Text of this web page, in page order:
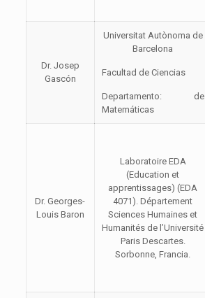
Dr. Josep
Gascón
Universitat Autònoma de
Barcelona
Facultad de Ciencias
Departamento: de
Matemáticas
Dr. Georges-
Louis Baron
Laboratoire EDA
(Education et
apprentissages) (EDA
4071). Département
Sciences Humaines et
Humanités de l’Université
Paris Descartes.
Sorbonne, Francia.